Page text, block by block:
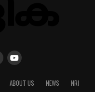
ABOUT US NEWS NRI